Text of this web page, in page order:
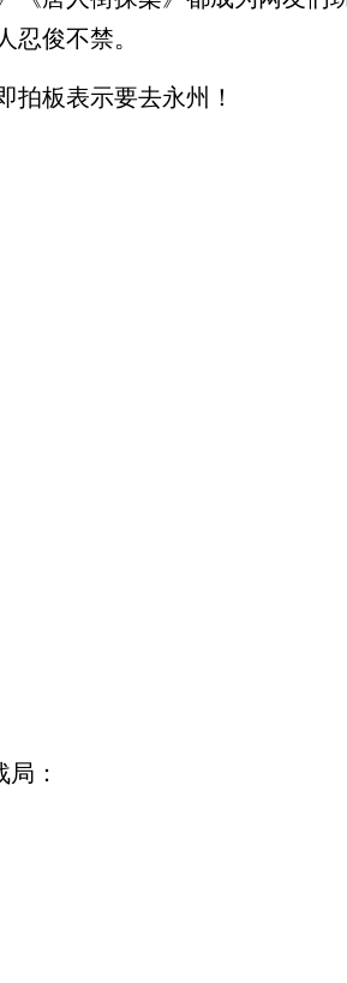
俊不禁。
拍板表示要去永州！
：